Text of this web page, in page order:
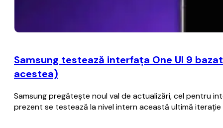
Samsung testează interfaţa One UI 9
acestea)
Samsung pregăteşte noul val de actualizări, cel pentru
prezent se testează la nivel intern această ultimă